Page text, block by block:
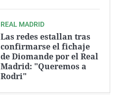
REAL MADRID
Las redes estallan tras
confirmarse el fichaje
de Diomande por el Real
Madrid: "Queremos a
Rodri"